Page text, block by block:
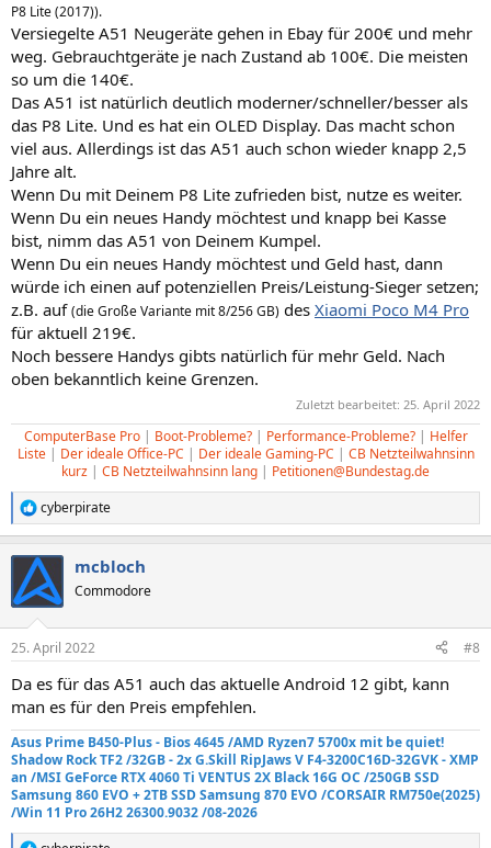
P8 Lite (2017)).
Versiegelte A51 Neugeräte gehen in Ebay für 200€ und mehr
weg. Gebrauchtgeräte je nach Zustand ab 100€. Die meisten
so um die 140€.
Das A51 ist natürlich deutlich moderner/schneller/besser als
das P8 Lite. Und es hat ein OLED Display. Das macht schon
viel aus. Allerdings ist das A51 auch schon wieder knapp 2,5
Jahre alt.
Wenn Du mit Deinem P8 Lite zufrieden bist, nutze es weiter.
Wenn Du ein neues Handy möchtest und knapp bei Kasse
bist, nimm das A51 von Deinem Kumpel.
Wenn Du ein neues Handy möchtest und Geld hast, dann
würde ich einen auf potenziellen Preis/Leistung-Sieger setzen;
z.B. auf(die Große Variante mit 8/256 GB) des Xiaomi Poco M4 Pro
für aktuell 219€.
Noch bessere Handys gibts natürlich für mehr Geld. Nach
oben bekanntlich keine Grenzen.
Zuletzt bearbeitet: 25. April 2022
ComputerBase Pro| Boot-Probleme?| Performance-Probleme?| Helfer
Liste| Der ideale Office-PC | Der ideale Gaming-PC | CB Netzteilwahnsinn
kurz | CB Netzteilwahnsinn lang | Petitionen@Bundestag.de
R
e
t
i
e
:
cyberpirate
mcbloch
Commodore
25. April 2022 #8
Da es für das A51 auch das aktuelle Android 12 gibt, kann
man es für den Preis empfehlen.
Asus Prime B450-Plus - Bios 4645 /AMD Ryzen7 5700x mit be quiet!
Shadow Rock TF2/32GB - 2x G.Skill RipJaws V F4-3200C16D-32GVK - XMP
an /MSI GeForce RTX 4060 Ti VENTUS 2X Black 16G OC /250GB SSD
Samsung 860 EVO +2TB SSD Samsung 870 EVO /CORSAIR RM750e(2025)
/Win 11 Pro 26H2 26300.9032 /08-2026